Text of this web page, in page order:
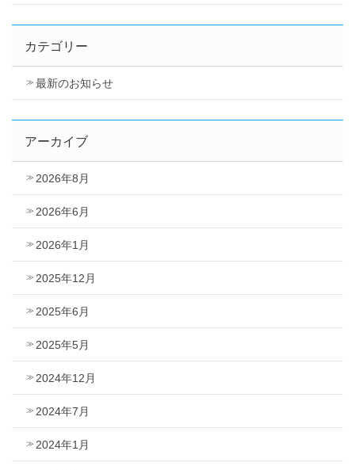
カテゴリー
最新のお知らせ
アーカイブ
2026年8月
2026年6月
2026年1月
2025年12月
2025年6月
2025年5月
2024年12月
2024年7月
2024年1月